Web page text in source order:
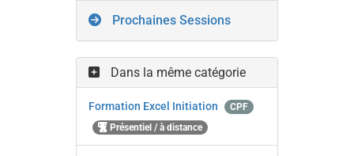
Prochaines Sessions
Dans la même catégorie
Formation Excel Initiation
CPF
Présentiel / à distance